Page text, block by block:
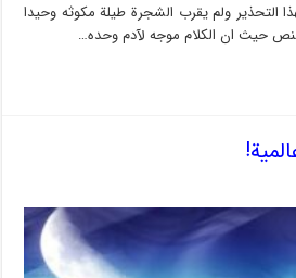
التحذير ولم يقرب الشجرة طيلة مكوثه وحيدا
حيث ان الكلام موجه لآدم وحده…